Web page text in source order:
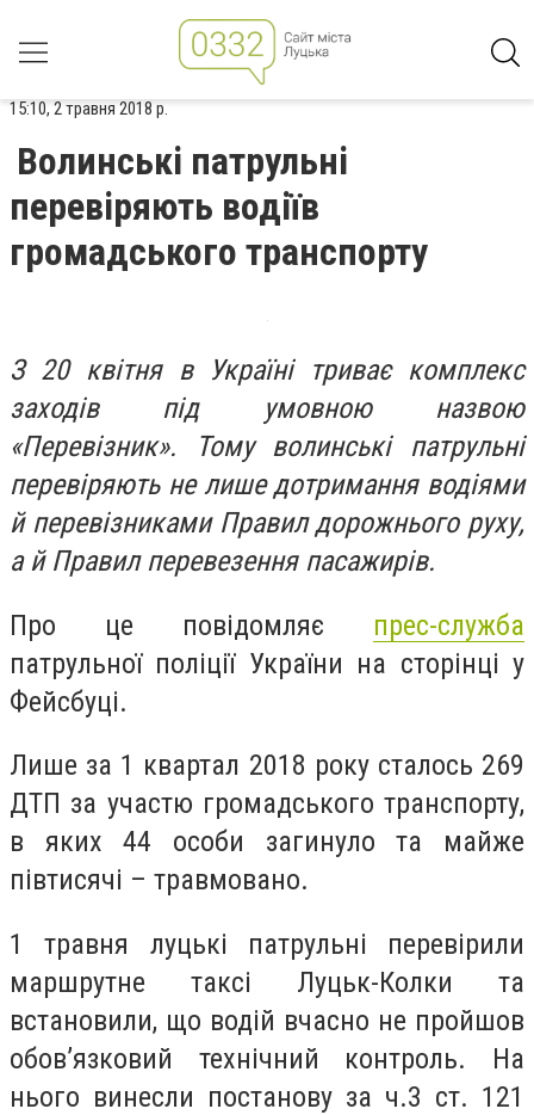
15:10, 2 травня 2018 р.
Волинські патрульні
перевіряють водіїв
громадського транспорту
З 20 квітня в Україні триває комплекс
заходів під умовною назвою
«Перевізник». Тому волинські патрульні
перевіряють не лише дотримання водіями
й перевізниками Правил дорожнього руху,
а й Правил перевезення пасажирів.
Про це повідомляє прес-служба
патрульної поліції України на сторінці у
Фейсбуці.
Лише за 1 квартал 2018 року сталось 269
ДТП за участю громадського транспорту,
в яких 44 особи загинуло та майже
півтисячі – травмовано.
1 травня луцькі патрульні перевірили
маршрутне таксі Луцьк-Колки та
встановили, що водій вчасно не пройшов
обов’язковий технічний контроль. На
нього винесли постанову за ч.3 ст. 121